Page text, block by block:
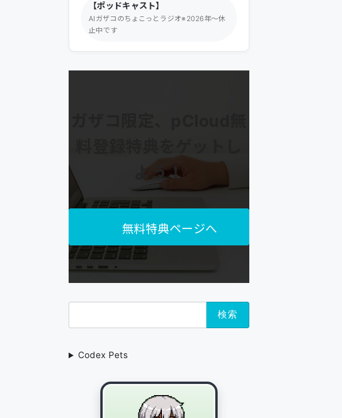
【ポッドキャスト】
AIガザコのちょこっとラジオ※2026年～休
止中です
よう！
無料特典ページへ
索:
Codex Pets